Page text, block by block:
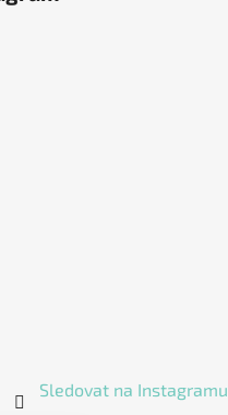
Sledovat na Instagramu